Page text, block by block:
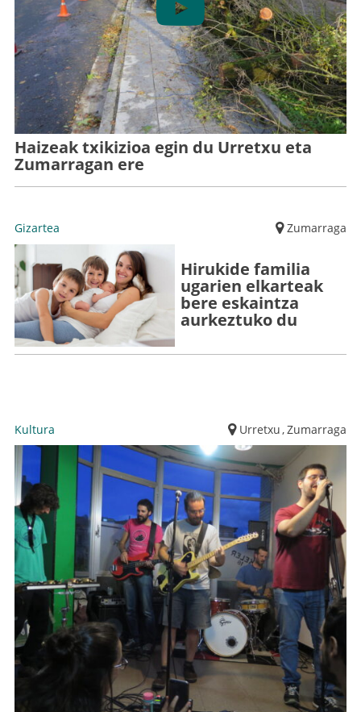
Haizeak txikizioa egin du Urretxu eta
Zumarragan ere
Gizartea Zumarraga
Hirukide familia
ugarien elkarteak
bere eskaintza
aurkeztuko du
Kultura Urretxu,Zumarraga